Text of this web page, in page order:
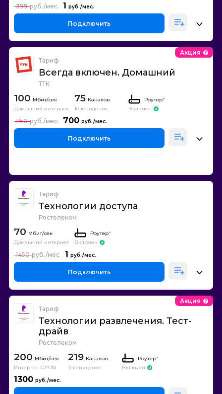
1
399
Подключить
Тариф
Всегда включен. Домашний
ТТК
Акция
100
Домашний интернет
75 Каналов
Телевидение
Роутер*
Включен
700
1150
Подключить
Тариф
Технологии доступа
Ростелеком
70
Домашний интернет
Роутер*
Включен
1
1450
Подключить
Тариф
Технологии развлечения. Тест-
драйв
Ростелеком
Акция
200
Интернет GPON
219 Каналов
Телевидение
Роутер*
Включен
1300